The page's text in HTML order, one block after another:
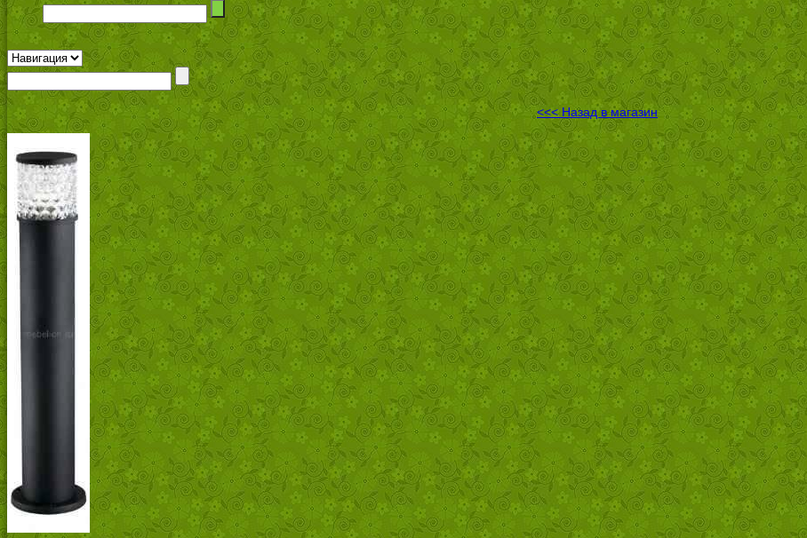
<<< Назад в магазин